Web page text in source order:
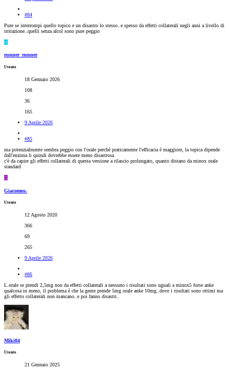
#84
Pure se interrompi quello topico e un disastro lo stesso..e spesso da effetti collaterali negli anni a livello di
irritazione..quelli senza alcol sono pure peggio
R
runner_runner
Utente
18 Gennaio 2026
108
36
165
9 Aprile 2026
#85
ma potenzialmente sembra peggio con l'orale perchè praticamente l'efficacia è maggiore, la topica dipende
dall'enzima li quindi dovrebbe essere meno disastrosa
c'è da capire gli effetti collaterali di questa versione a rilascio prolungato, quanto distano da minox orale
standard
G
Giacomos.
Utente
12 Agosto 2020
366
69
265
9 Aprile 2026
#86
L.orale se prendi 2,5mg non da effetti collaterali a nessuno i risultati sono uguali a minox5 forse anke
qualcosa in meno, il problema è che la gente prende 5mg orale anke 10mg..dove i risultati sono ottimi ma
gli effetto collaterali non mancano..e poi fanno disastri..
Miki04
Utente
21 Gennaio 2025